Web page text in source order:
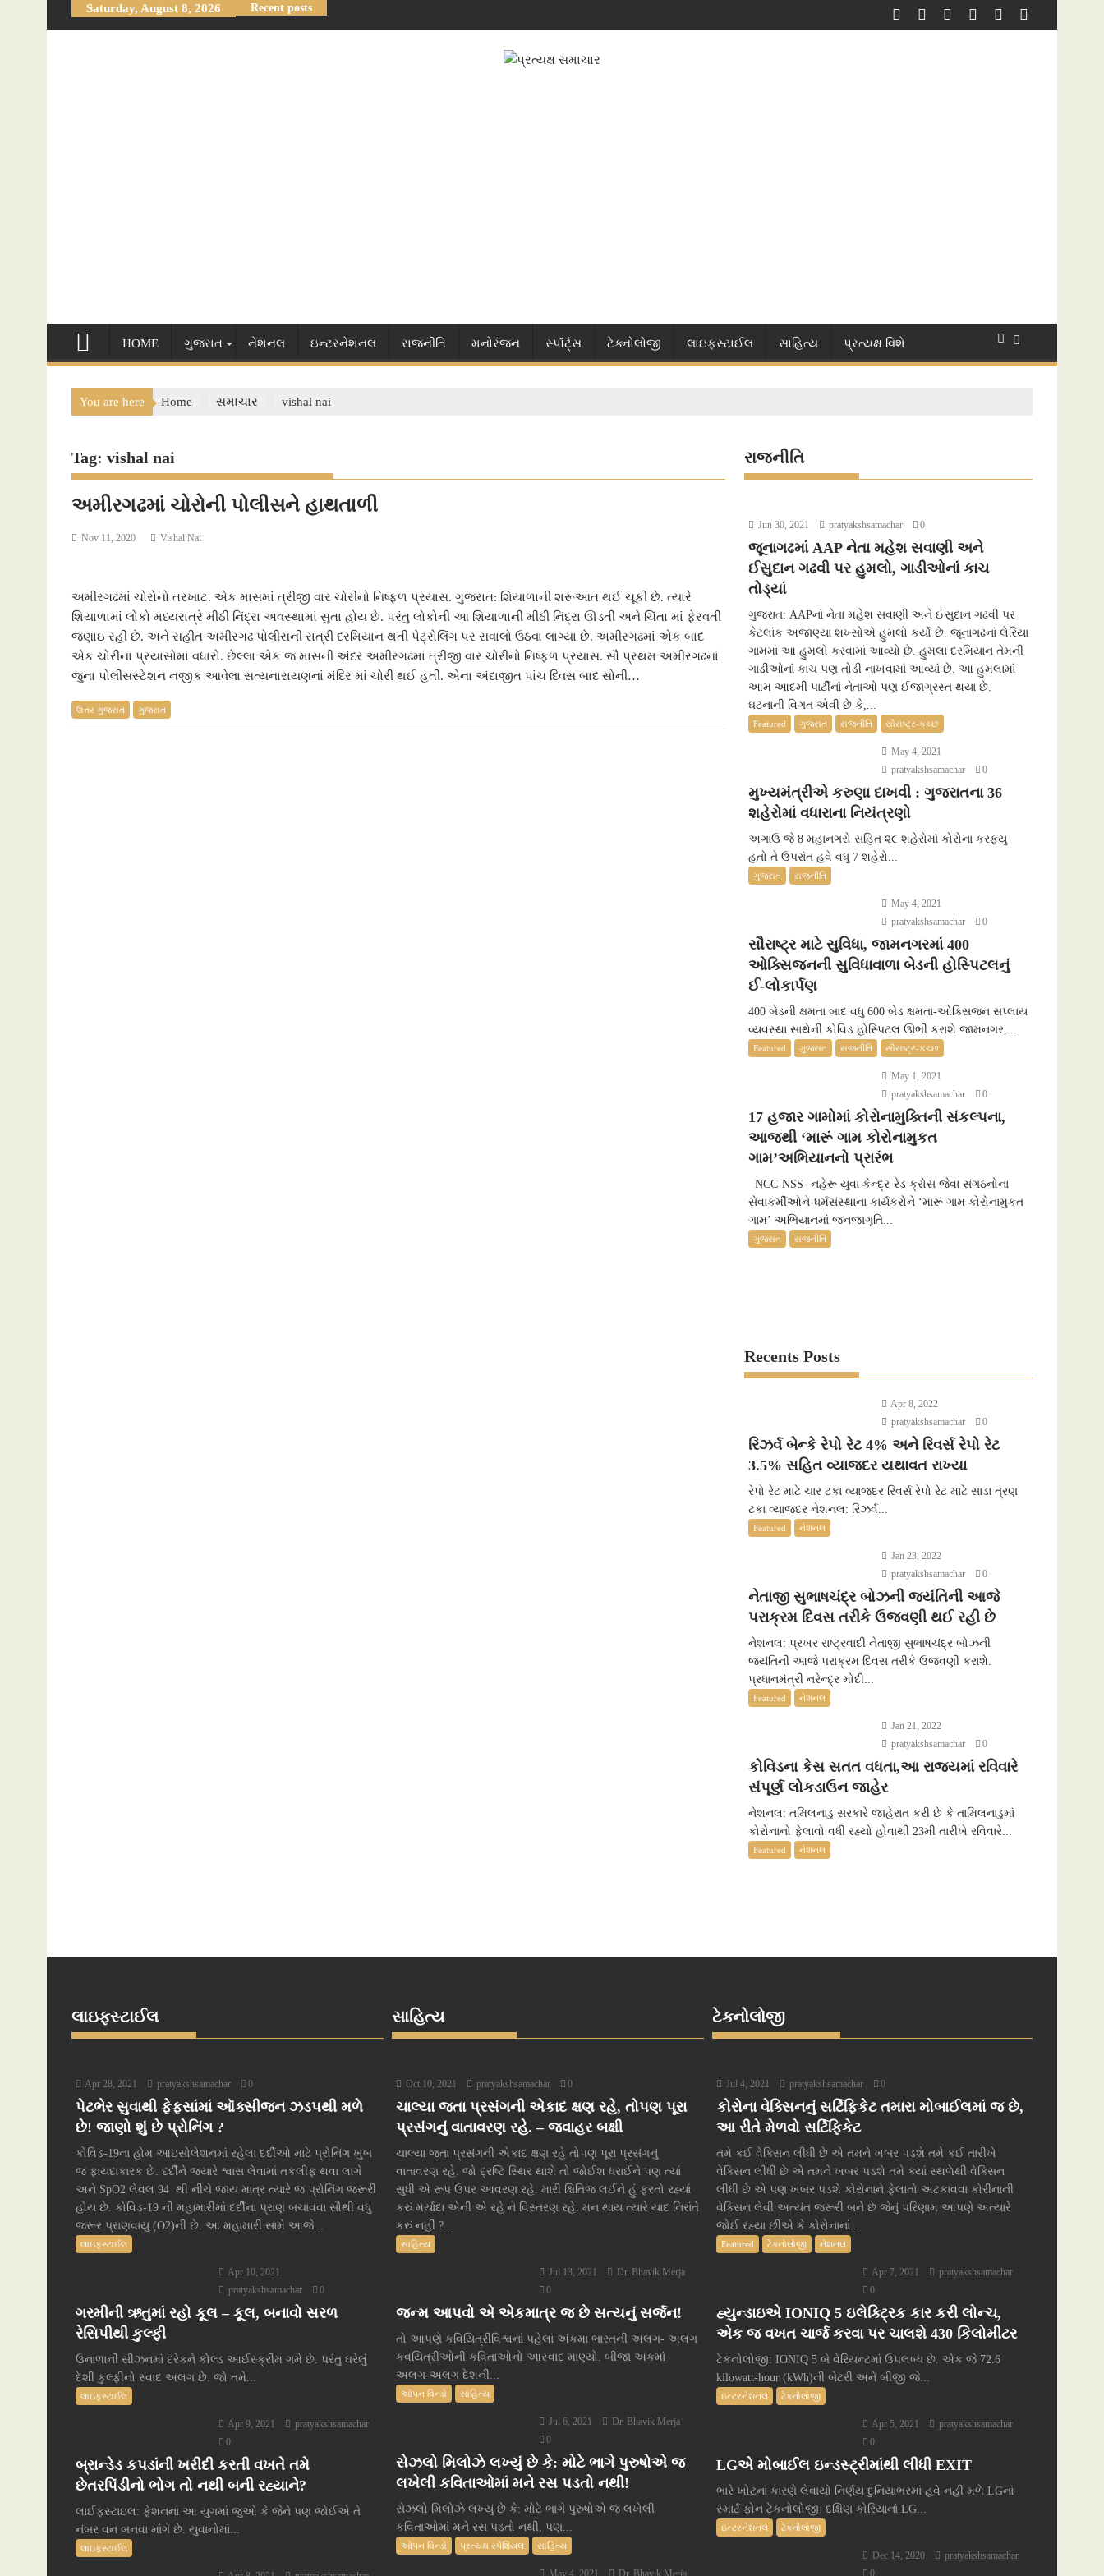
to
Saturday, August 8, 2026 Recent posts
HOME ગુજરાત નેશનલ ઇન્ટરનેશનલ રાજનીતિ મનોરંજન સ્પૉર્ટ્સ ટેક્નોલોજી લાઇફસ્ટાઈલ સાહિત્ય પ્રત્યક્ષ વિશે
You are here Home સમાચાર vishal nai
Tag: vishal nai
અમીરગઢમાં ચોરોની પોલીસને હાથતાળી
Nov 11, 2020 Vishal Nai
અમીરગઢમાં ચોરોનો તરખાટ. એક માસમાં ત્રીજી વાર ચોરીનો નિષ્ફળ પ્રયાસ. ગુજરાત: શિયાળાની શરૂઆત થઈ ચૂકી છે. ત્યારે
શિયાળામાં લોકો મધ્યરાત્રે મીઠી નિંદ્રા અવસ્થામાં સુતા હોય છે. પરંતુ લોકોની આ શિયાળાની મીઠી નિંદ્રા ઊડતી અને ચિંતા માં ફેરવતી
જણાઇ રહી છે. અને સહીત અમીરગઢ પોલીસની રાત્રી દરમિયાન થતી પેટ્રોલિંગ પર સવાલો ઉઠવા લાગ્યા છે. અમીરગઢમાં એક બાદ
એક ચોરીના પ્રયાસોમાં વધારો. છેલ્લા એક જ માસની અંદર અમીરગઢમાં ત્રીજી વાર ચોરીનો નિષ્ફળ પ્રયાસ. સૌ પ્રથમ અમીરગઢનાં
જુના પોલીસસ્ટેશન નજીક આવેલા સત્યનારાયણનાં મંદિર માં ચોરી થઈ હતી. એના અંદાજીત પાંચ દિવસ બાદ સોની…
ઉત્તર ગુજરાત ગુજરાત
રાજનીતિ
Jun 30, 2021 pratyakshsamachar 0
જૂનાગઢમાં AAP નેતા મહેશ સવાણી અને
ઈસુદાન ગઢવી પર હુમલો, ગાડીઓનાં કાચ
તોડ્યાં
ગુજરાત: AAPનાં નેતા મહેશ સવાણી અને ઈસુદાન ગઢવી પર
કેટલાંક અજાણ્યા શખ્સોએ હુમલો કર્યો છે. જૂનાગઢનાં લેરિયા
ગામમાં આ હુમલો કરવામાં આવ્યો છે. હુમલા દરમિયાન તેમની
ગાડીઓનાં કાચ પણ તોડી નાખવામાં આવ્યાં છે. આ હુમલામાં
આમ આદમી પાર્ટીનાં નેતાઓ પણ ઈજાગ્રસ્ત થયા છે.
ઘટનાની વિગત એવી છે કે,...
Featured ગુજરાત રાજનીતિ સૌરાષ્ટ્ર-કચ્છ
May 4, 2021
pratyakshsamachar
0
મુખ્યમંત્રીએ કરુણા દાખવી : ગુજરાતના 36
શહેરોમાં વધારાના નિયંત્રણો
અગાઉ જે 8 મહાનગરો સહિત ૨૯ શહેરોમાં કોરોના કરફ્યુ
હતો તે ઉપરાંત હવે વધુ 7 શહેરો...
ગુજરાત રાજનીતિ
May 4, 2021
pratyakshsamachar
0
સૌરાષ્ટ્ર માટે સુવિધા, જામનગરમાં 400
ઓક્સિજનની સુવિધાવાળા બેડની હોસ્પિટલનું
ઈ-લોકાર્પણ
400 બેડની ક્ષમતા બાદ વધુ 600 બેડ ક્ષમતા-ઓક્સિજન સપ્લાય
વ્યવસ્થા સાથેની કોવિડ હોસ્પિટલ ઊભી કરાશે જામનગર,...
Featured ગુજરાત રાજનીતિ સૌરાષ્ટ્ર-કચ્છ
May 1, 2021
pratyakshsamachar
0
17 હજાર ગામોમાં કોરોનામુક્તિની સંકલ્પના,
આજથી ‘મારૂં ગામ કોરોનામુકત
ગામ’અભિયાનનો પ્રારંભ
NCC-NSS- નહેરૂ યુવા કેન્દ્ર-રેડ ક્રોસ જેવા સંગઠનોના
સેવાકર્મીઓને-ધર્મસંસ્થાના કાર્યકરોને ‘મારૂં ગામ કોરોનામુકત
ગામ’ અભિયાનમાં જનજાગૃતિ...
ગુજરાત રાજનીતિ
Recents Posts
Apr 8, 2022
pratyakshsamachar
0
રિઝર્વ બેન્કે રેપો રેટ 4% અને રિવર્સ રેપો રેટ
3.5% સહિત વ્યાજદર યથાવત રાખ્યા
રેપો રેટ માટે ચાર ટકા વ્યાજદર રિવર્સ રેપો રેટ માટે સાડા ત્રણ
ટકા વ્યાજદર નેશનલ: રિઝર્વ...
Featured નેશનલ
Jan 23, 2022
pratyakshsamachar
0
નેતાજી સુભાષચંદ્ર બોઝની જયંતિની આજે
પરાક્રમ દિવસ તરીકે ઉજવણી થઈ રહી છે
નેશનલ: પ્રખર રાષ્ટ્રવાદી નેતાજી સુભાષચંદ્ર બોઝની
જયંતિની આજે પરાક્રમ દિવસ તરીકે ઉજવણી કરાશે.
પ્રધાનમંત્રી નરેન્દ્ર મોદી...
Featured નેશનલ
Jan 21, 2022
pratyakshsamachar
0
કોવિડના કેસ સતત વધતા,આ રાજ્યમાં રવિવારે
સંપૂર્ણ લોકડાઉન જાહેર
નેશનલ: તમિલનાડુ સરકારે જાહેરાત કરી છે કે તામિલનાડુમાં
કોરોનાનો ફેલાવો વધી રહ્યો હોવાથી 23મી તારીખે રવિવારે...
Featured નેશનલ
લાઇફસ્ટાઈલ
Apr 28, 2021 pratyakshsamachar 0
પેટભેર સુવાથી ફેફસાંમાં ઑક્સીજન ઝડપથી મળે
છે! જાણો શું છે પ્રોનિંગ ?
કોવિડ-19ના હોમ આઇસોલેશનમાં રહેલા દર્દીઓ માટે પ્રોનિંગ ખુબ
જ ફાયદાકારક છે. દર્દીને જ્યારે શ્વાસ લેવામાં તકલીફ થવા લાગે
અને SpO2 લેવલ 94 થી નીચે જાય માત્ર ત્યારે જ પ્રોનિંગ જરૂરી
હોય છે. કોવિડ-19 ની મહામારીમાં દર્દીના પ્રાણ બચાવવા સૌથી વધુ
જરૂર પ્રાણવાયુ (O2)ની છે. આ મહામારી સામે આજે...
લાઇફસ્ટાઈલ
Apr 10, 2021
pratyakshsamachar
0
ગરમીની ઋતુમાં રહો કૂલ – કૂલ, બનાવો સરળ
રેસિપીથી કુલ્ફી
ઉનાળાની સીઝનમાં દરેકને કોલ્ડ આઈસ્ક્રીમ ગમે છે. પરંતુ ઘરેલું
દેશી કુલ્ફીનો સ્વાદ અલગ છે. જો તમે...
લાઇફસ્ટાઈલ
Apr 9, 2021
pratyakshsamachar
0
બ્રાન્ડેડ કપડાંની ખરીદી કરતી વખતે તમે
છેતરપિંડીનો ભોગ તો નથી બની રહ્યાને?
લાઈફસ્ટાઇલ: ફેશનનાં આ યુગમાં જુઓ કે જેને પણ જોઈએ તે
નંબર વન બનવા માંગે છે. યુવાનોમાં...
લાઇફસ્ટાઈલ
સાહિત્ય
Oct 10, 2021 pratyakshsamachar 0
ચાલ્યા જતા પ્રસંગની એકાદ ક્ષણ રહે, તોપણ પૂરા
પ્રસંગનું વાતાવરણ રહે. – જવાહર બક્ષી
ચાલ્યા જતા પ્રસંગની એકાદ ક્ષણ રહે તોપણ પૂરા પ્રસંગનું
વાતાવરણ રહે. જો દ્રષ્ટિ સ્થિર થાશે તો જોઈશ ધરાઈને પણ ત્યાં
સુધી એ રૂપ ઉપર આવરણ રહે. મારી ક્ષિતિજ લઈને હું ફરતો રહ્યાં
કરું મર્યાદા એની એ રહે ને વિસ્તરણ રહે. મન થાય ત્યારે યાદ નિરાંતે
કરું નહીં ?...
સાહિત્ય
Jul 13, 2021
Dr. Bhavik Merja
0
જન્મ આપવો એ એકમાત્ર જ છે સત્યનું સર્જન!
તો આપણે કવિયિત્રીવિશ્વનાં પહેલાં અંકમાં ભારતની અલગ- અલગ
કવયિત્રીઓની કવિતાઓનો આસ્વાદ માણ્યો. બીજા અંકમાં
અલગ-અલગ દેશની...
ઓપન વિન્ડો સાહિત્ય
Jul 6, 2021
Dr. Bhavik Merja
0
સેઝલો મિલોઝે લખ્યું છે કે: મોટે ભાગે પુરુષોએ જ
લખેલી કવિતાઓમાં મને રસ પડતો નથી!
સેઝલો મિલોઝે લખ્યું છે કે: મોટે ભાગે પુરુષોએ જ લખેલી
કવિતાઓમાં મને રસ પડતો નથી, પણ...
ઓપન વિન્ડો પ્રત્યક્ષ સ્પેશિયલ સાહિત્ય
May 4, 2021 Dr. Bhavik Merja
ટેક્નોલોજી
Jul 4, 2021 pratyakshsamachar 0
કોરોના વેક્સિનનું સર્ટિફિકેટ તમારા મોબાઈલમાં જ છે,
આ રીતે મેળવો સર્ટિફિકેટ
તમે કઈ વેક્સિન લીધી છે એ તમને ખબર પડશે તમે કઈ તારીખે
વેક્સિન લીધી છે એ તમને ખબર પડશે તમે ક્યાં સ્થળેથી વેક્સિન
લીધી છે એ પણ ખબર પડશે કોરોનાને ફેલાતો અટકાવવા કોરીનાની
વેક્સિન લેવી અત્યંત જરૂરી બને છે જેનું પરિણામ આપણે અત્યારે
જોઈ રહ્યા છીએ કે કોરોનાનાં...
Featured ટેક્નોલોજી નેશનલ
Apr 7, 2021
pratyakshsamachar
0
હ્યુન્ડાઇએ IONIQ 5 ઇલેક્ટ્રિક કાર કરી લોન્ચ,
એક જ વખત ચાર્જ કરવા પર ચાલશે 430 કિલોમીટર
ટેકનોલોજી: IONIQ 5 બે વેરિયન્ટમાં ઉપલબ્ધ છે. એક જે 72.6
kilowatt-hour (kWh)ની બેટરી અને બીજી જે...
ઇન્ટરનેશનલ ટેક્નોલોજી
Apr 5, 2021
pratyakshsamachar
0
LGએ મોબાઈલ ઇન્ડસ્ટ્રીમાંથી લીધી EXIT
ભારે ખોટનાં કારણે લેવાયો નિર્ણય દુનિયાભરમાં હવે નહીં મળે LGનાં
સ્માર્ટ ફોન ટેકનોલોજી: દક્ષિણ કોરિયાનાં LG...
ઇન્ટરનેશનલ ટેક્નોલોજી
Dec 14, 2020
pratyakshsamachar
0